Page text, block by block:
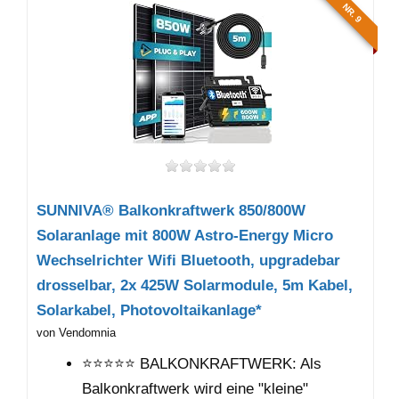
NR. 9
SUNNIVA® Balkonkraftwerk 850/800W
Solaranlage mit 800W Astro-Energy Micro
Wechselrichter Wifi Bluetooth, upgradebar
drosselbar, 2x 425W Solarmodule, 5m Kabel,
Solarkabel, Photovoltaikanlage*
von Vendomnia
⭐⭐⭐⭐⭐ BALKONKRAFTWERK: Als
Balkonkraftwerk wird eine "kleine"